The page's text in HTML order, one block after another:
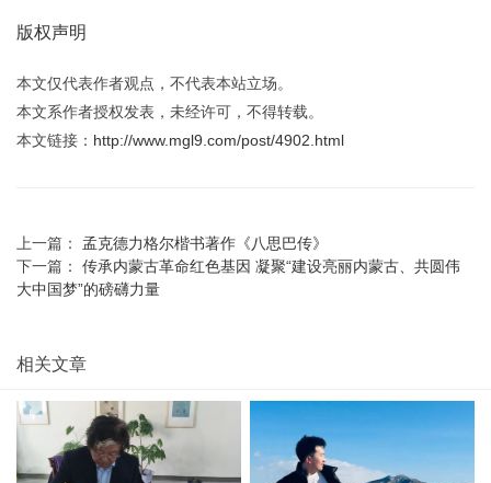
版权声明
本文仅代表作者观点，不代表本站立场。
本文系作者授权发表，未经许可，不得转载。
本文链接： http://www.mgl9.com/post/4902.html
上一篇： 孟克德力格尔楷书著作《八思巴传》
下一篇： 传承内蒙古革命红色基因 凝聚“建设亮丽内蒙古、共圆伟
大中国梦”的磅礴力量
相关文章